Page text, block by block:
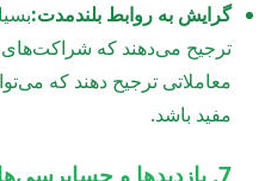
گرایش به روابط بلندمدت:
ترجیح می‌دهند که شراکت‌های
معاملاتی ترجیح دهند که
مفید باشد.